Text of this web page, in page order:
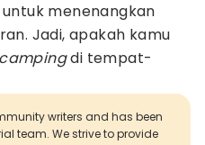
menenangkan
Jadi, apakah kamu
campingdi tempat-
writers and has been
team. We strive to provide